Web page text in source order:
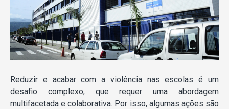
Reduzir e acabar com a violência nas escolas é um
desafio complexo, que requer uma abordagem
multifacetada e colaborativa. Por isso, algumas ações são